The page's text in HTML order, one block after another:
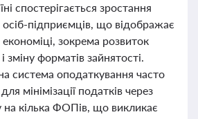
спостерігається зростання
осіб-підприємців, що відображає
економіці, зокрема розвиток
зміну форматів зайнятості.
система оподаткування часто
мінімізації податків через
на кілька ФОПів, що викликає